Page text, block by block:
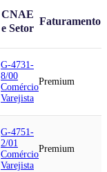
CNAE
e Setor
Faturamento
G-4731-
8/00
Comércio
Varejista
Premium
G-4751-
2/01
Comércio
Varejista
Premium